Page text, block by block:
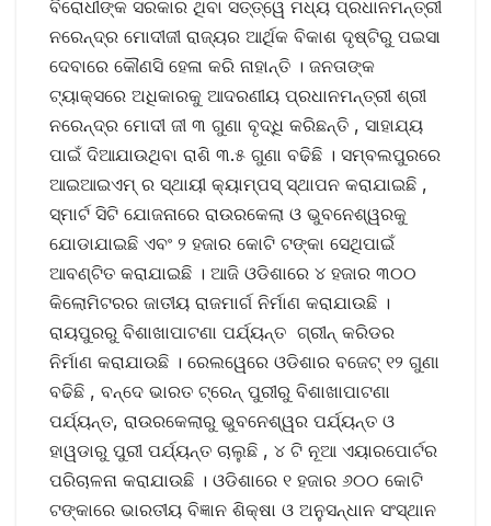
ବିରୋଧୀଙ୍କ ସରକାର ଥିବା ସତ୍ତ୍ୱେ ମଧ୍ୟ ପ୍ରଧାନମନ୍ତ୍ରୀ
ନରେନ୍ଦ୍ର ମୋଦୀଜୀ ରାଜ୍ୟର ଆର୍ଥିକ ବିକାଶ ଦୃଷ୍ଟିରୁ ପଇସା
ଦେବାରେ କୌଣସି ହେଳା କରି ନାହାନ୍ତି । ଜନତାଙ୍କ
ଟ୍ୟାକ୍ସରେ ଅଧିକାରକୁ ଆଦରଣୀୟ ପ୍ରଧାନମନ୍ତ୍ରୀ ଶ୍ରୀ
ନରେନ୍ଦ୍ର ମୋଦୀ ଜୀ ୩ ଗୁଣା ବୃଦ୍ଧି କରିଛନ୍ତି , ସାହାଯ୍ୟ
ପାଇଁ ଦିଆଯାଉଥିବା ରାଶି ୩.୫ ଗୁଣା ବଢିଛି । ସମ୍ବଲପୁରରେ
ଆଇଆଇଏମ୍ ର ସ୍ଥାୟୀ କ୍ୟାମ୍ପସ୍ ସ୍ଥାପନ କରାଯାଇଛି ,
ସ୍ମାର୍ଟ ସିଟି ଯୋଜନାରେ ରାଉରକେଲା ଓ ଭୁବନେଶ୍ୱରକୁ
ଯୋଡାଯାଇଛି ଏବଂ ୨ ହଜାର କୋଟି ଟଙ୍କା ସେଥିପାଇଁ
ଆବଣ୍ଟିତ କରାଯାଇଛି । ଆଜି ଓଡିଶାରେ ୪ ହଜାର ୩୦୦
କିଲୋମିଟରର ଜାତୀୟ ରାଜମାର୍ଗ ନିର୍ମାଣ କରାଯାଉଛି ।
ରାୟପୁରରୁ ବିଶାଖାପାଟଣା ପର୍ଯ୍ୟନ୍ତ ଗ୍ରୀନ୍ କରିଡର
ନିର୍ମାଣ କରାଯାଉଛି । ରେଲୱେରେ ଓଡିଶାର ବଜେଟ୍ ୧୨ ଗୁଣା
ବଢିଛି , ବନ୍ଦେ ଭାରତ ଟ୍ରେନ୍ ପୁରୀରୁ ବିଶାଖାପାଟଣା
ପର୍ଯ୍ୟନ୍ତ, ରାଉରକେଲାରୁ ଭୁବନେଶ୍ୱର ପର୍ଯ୍ୟନ୍ତ ଓ
ହାୱଡାରୁ ପୁରୀ ପର୍ଯ୍ୟନ୍ତ ଚାଲୁଛି , ୪ ଟି ନୂଆ ଏୟାରପୋର୍ଟର
ପରିଚାଳନା କରାଯାଉଛି । ଓଡିଶାରେ ୧ ହଜାର ୬୦୦ କୋଟି
ଟଙ୍କାରେ ଭାରତୀୟ ବିଜ୍ଞାନ ଶିକ୍ଷା ଓ ଅନୁସନ୍ଧାନ ସଂସ୍ଥାନ